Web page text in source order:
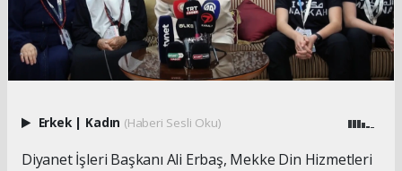
Erkek | Kadın (Haberi Sesli Oku)
Diyanet İşleri Başkanı Ali Erbaş, Mekke Din Hizmetleri